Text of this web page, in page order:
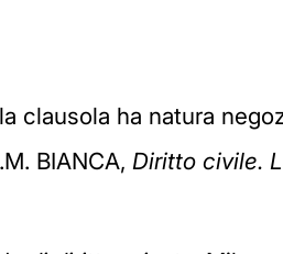
clausola ha natura
BIANCA, Diritto civile.